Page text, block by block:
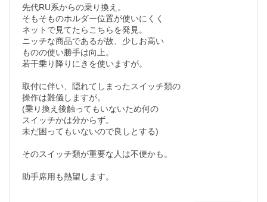
先代RU系からの乗り換え。
そもそものホルダー位置が使いにくく
ネットで見てたらこちらを発見。
ニッチな商品であるが故、少しお高い
ものの使い勝手は向上。
若干乗り降りにきを使いますが。
取付に伴い、隠れてしまったスイッチ類の
操作は難儀しますが。
(乗り換え後触ってもいないため何の
スイッチかは分からず。
未だ困ってもいないので良しとする)
そのスイッチ類が重要な人は不便かも。
助手席用も熱望します。